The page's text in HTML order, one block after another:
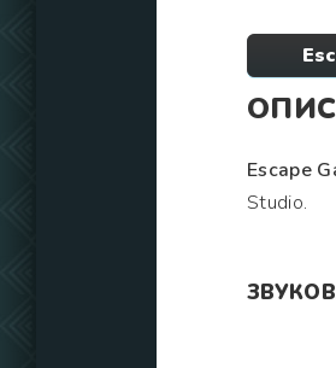
Escape
Studio.